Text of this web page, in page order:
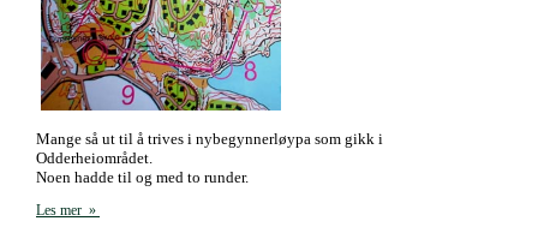
Mange så ut til å trives i nybegynnerløypa som gikk i
Odderheiområdet.
Noen hadde til og med to runder.
Les mer »